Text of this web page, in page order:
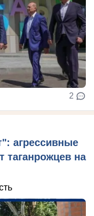
2
агрессивные
таганрожцев на